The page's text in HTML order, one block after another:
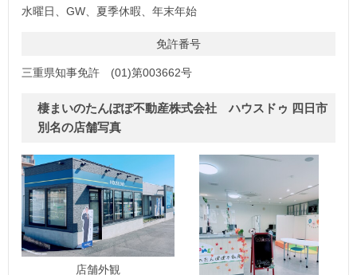
水曜日、GW、夏季休暇、年末年始
免許番号
三重県知事免許 (01)第003662号
棲まいのたんぽぽ不動産株式会社 ハウスドゥ 四日市
別名の店舗写真
店舗外観